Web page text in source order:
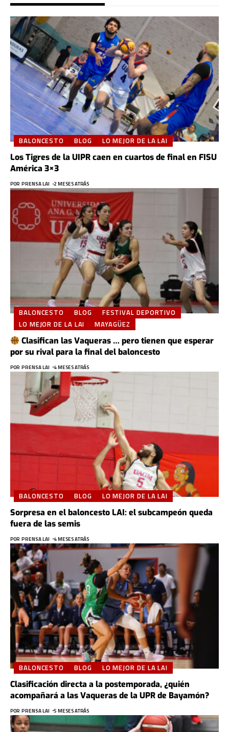
BALONCESTO BLOG LO MEJOR DE LA LAI
Los Tigres de la UIPR caen en cuartos de final en FISU
América 3×3
POR PRENSA LAI 2 MESES ATRÁS
BALONCESTO BLOG
FESTIVAL DEPORTIVO
LO MEJOR DE LA LAI
MAYAGÜEZ
Clasifican las Vaqueras … pero tienen que esperar
por su rival para la final del baloncesto
POR PRENSA LAI 4 MESES ATRÁS
BALONCESTO BLOG LO MEJOR DE LA LAI
Sorpresa en el baloncesto LAI: el subcampeón queda
fuera de las semis
POR PRENSA LAI 4 MESES ATRÁS
BALONCESTO BLOG LO MEJOR DE LA LAI
Clasificación directa a la postemporada, ¿quién
acompañará a las Vaqueras de la UPR de Bayamón?
POR PRENSA LAI 5 MESES ATRÁS